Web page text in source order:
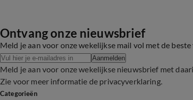
Ontvang onze nieuwsbrief
Meld je aan voor onze wekelijkse mail vol met de
Aanmelden
Meld je aan voor onze wekelijkse nieuwsbrief met
Zie voor meer informatie de privacyverklaring.
Categorieën